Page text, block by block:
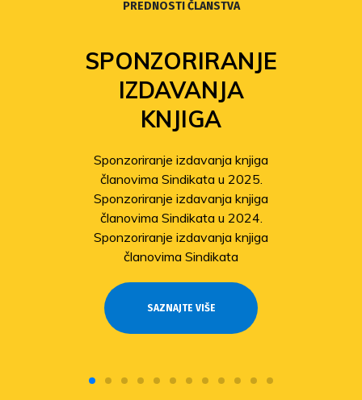
PREDNOSTI ČLANSTVA
SPONZORIRANJE
IZDAVANJA
KNJIGA
Sponzoriranje izdavanja knjiga
članovima Sindikata u 2025.
Sponzoriranje izdavanja knjiga
članovima Sindikata u 2024.
Sponzoriranje izdavanja knjiga
članovima Sindikata
SAZNAJTE VIŠE